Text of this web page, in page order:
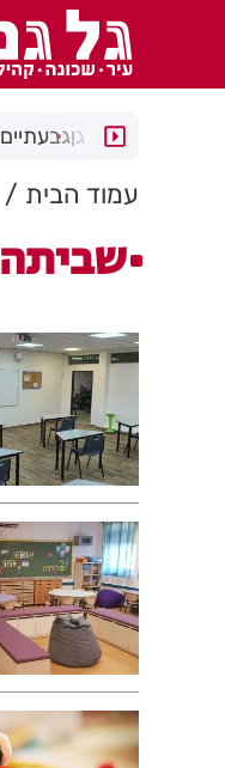
רמת גןגבעתיים
עמוד הבית
שביתה